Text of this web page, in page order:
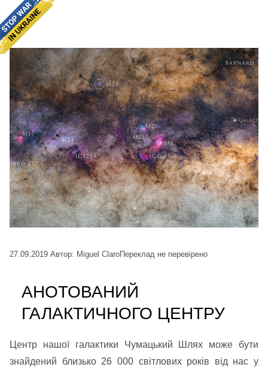
27.09.2019 Автор: Miguel ClaroПереклад не перевірено
АНОТОВАНИЙ
ГАЛАКТИЧНОГО ЦЕНТРУ
Центр нашої галактики Чумацький Шлях може бути
знайдений близько 26 000 світлових років від нас у